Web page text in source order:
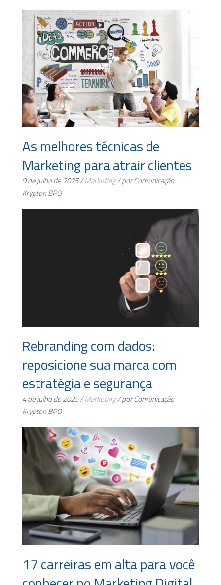
As melhores técnicas de
Marketing para atrair clientes
9 de julho de 2025 /Marketing/ por Comunicação
Krypton BPO
Rebranding com dados:
reposicione sua marca com
estratégia e segurança
4 de julho de 2025 /Marketing/ por Comunicação
Krypton BPO
17 carreiras em alta para você